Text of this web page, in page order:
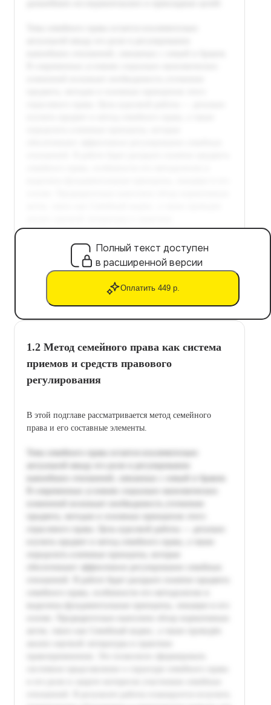
Полный текст доступен
в расширенной версии
Оплатить 449 р.
1.2 Метод семейного права как система
приемов и средств правового
регулирования
В этой подглаве рассматривается метод семейного
права и его составные элементы.